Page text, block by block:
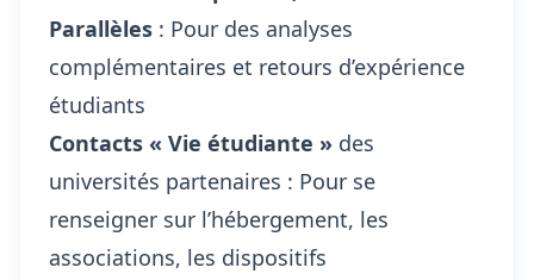
Parallèles : Pour des analyses
complémentaires et retours d’expérience
étudiants
Contacts « Vie étudiante » des
universités partenaires : Pour se
renseigner sur l’hébergement, les
associations, les dispositifs